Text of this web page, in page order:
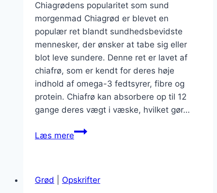
Chiagrødens popularitet som sund
morgenmad Chiagrød er blevet en
populær ret blandt sundhedsbevidste
mennesker, der ønsker at tabe sig eller
blot leve sundere. Denne ret er lavet af
chiafrø, som er kendt for deres høje
indhold af omega-3 fedtsyrer, fibre og
protein. Chiafrø kan absorbere op til 12
gange deres vægt i væske, hvilket gør…
Læs mereChiagrød
mætter
Grød Opskrifter